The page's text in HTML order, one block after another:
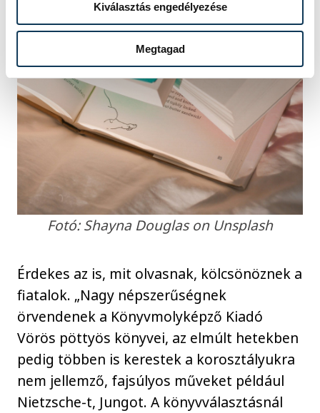
Kiválasztás engedélyezése
Megtagad
Fotó: Shayna Douglas on Unsplash
Érdekes az is, mit olvasnak, kölcsönöznek a
fiatalok. „Nagy népszerűségnek
örvendenek a Könyvmolyképző Kiadó
Vörös pöttyös könyvei, az elmúlt hetekben
pedig többen is kerestek a korosztályukra
nem jellemző, fajsúlyos műveket például
Nietzsche-t, Jungot. A könyvválasztásnál